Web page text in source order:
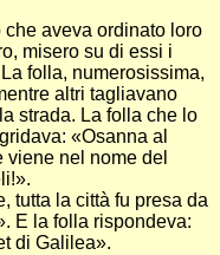
che aveva ordinato loro
misero su di essi i
folla, numerosissima,
altri tagliavano
strada. La folla che lo
«Osanna al
nel nome del
tutta la città fu presa da
E la folla rispondeva:
di Galilea».